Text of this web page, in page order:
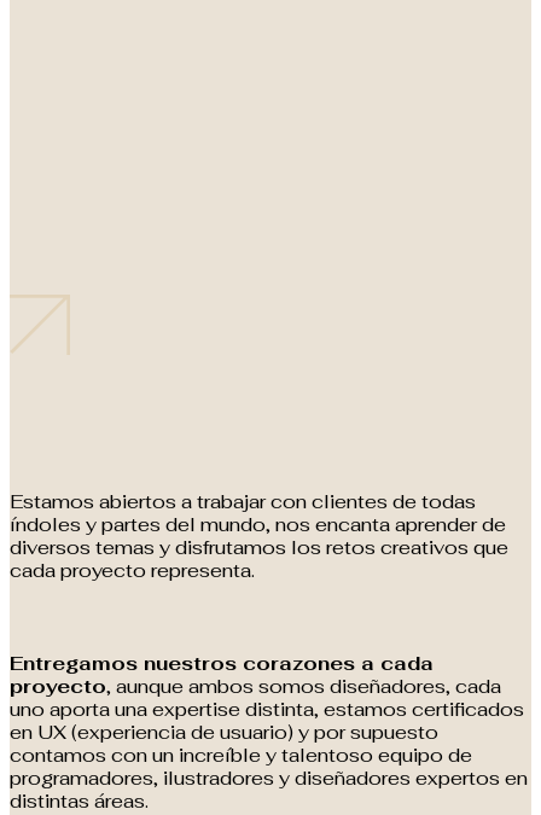
Estamos abiertos a trabajar con clientes de todas
índoles y partes del mundo, nos encanta aprender de
diversos temas y disfrutamos los retos creativos que
cada proyecto representa.
Entregamos nuestros corazones a cada
proyecto, aunque ambos somos diseñadores, cada
uno aporta una expertise distinta, estamos certificados
en UX (experiencia de usuario) y por supuesto
contamos con un increíble y talentoso equipo de
programadores, ilustradores y diseñadores expertos en
distintas áreas.